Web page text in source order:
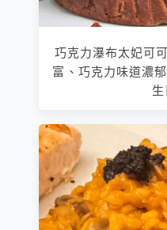
巧克力瀑布太妃可
富、巧克力味道濃